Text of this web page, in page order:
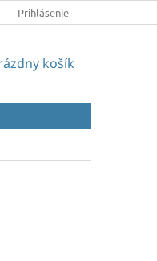
ÚDAJOV A POUŽÍVANÍ
Prihlásenie
košík